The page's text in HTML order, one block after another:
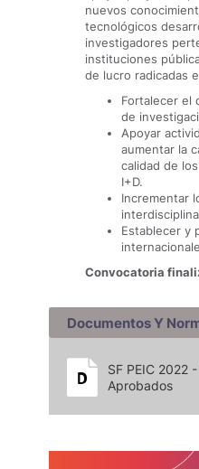
nuevos
tecnológicos
investigadores
instituciones
de lucro radicadas
Fortalecer el
de
Apoyar
aumentar la
calidad de
I+D.
Incrementar
Establecer y
Convocatoria
Documentos Y
SF PEIC 2022
Aprobados